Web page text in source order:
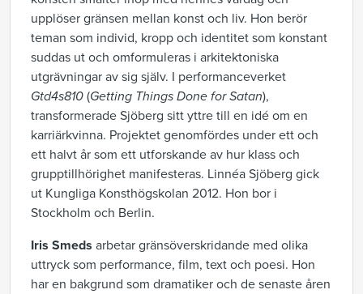
upplöser gränsen mellan konst och liv. Hon berör
teman som individ, kropp och identitet som konstant
suddas ut och omformuleras i arkitektoniska
utgrävningar av sig själv. I performanceverket
Gtd4s810 (Getting Things Done for Satan),
transformerade Sjöberg sitt yttre till en idé om en
karriärkvinna. Projektet genomfördes under ett och
ett halvt år som ett utforskande av hur klass och
grupptillhörighet manifesteras. Linnéa Sjöberg gick
ut Kungliga Konsthögskolan 2012. Hon bor i
Stockholm och Berlin.
Iris Smeds arbetar gränsöverskridande med olika
uttryck som performance, film, text och poesi. Hon
har en bakgrund som dramatiker och de senaste åren